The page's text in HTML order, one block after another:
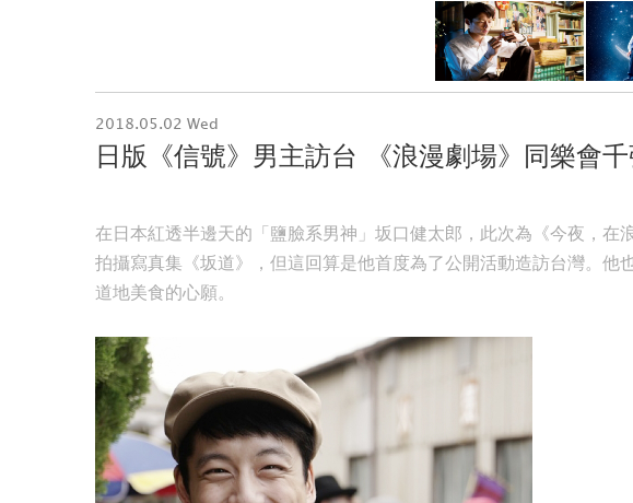
2018.05.02 Wed
日版《信號》男主訪台 《浪漫劇場》同樂會
在日本紅透半邊天的「鹽臉系男神」坂口健太郎，此次為《今夜，
拍攝寫真集《坂道》，但這回算是他首度為了公開活動造訪台灣。
道地美食的心願。